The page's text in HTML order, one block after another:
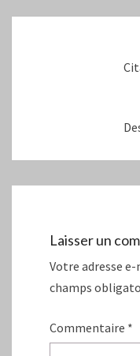
Laisser un
Votre adresse
champs
Commentaire *